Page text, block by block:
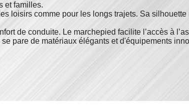
et familles.
loisirs comme pour les longs trajets. Sa
de conduite. Le marchepied facilite l’accès à
pare de matériaux élégants et d'équipements